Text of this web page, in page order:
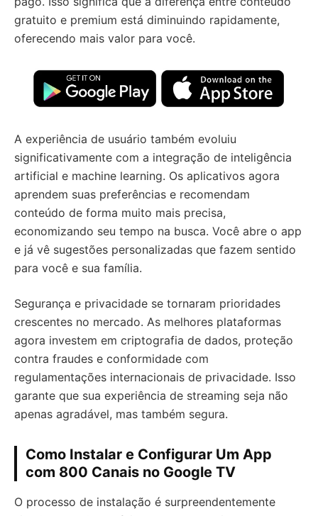
gratuito e premium está diminuindo rapidamente,
oferecendo mais valor para você.
A experiência de usuário também evoluiu
significativamente com a integração de inteligência
artificial e machine learning. Os aplicativos agora
aprendem suas preferências e recomendam
conteúdo de forma muito mais precisa,
economizando seu tempo na busca. Você abre o app
e já vê sugestões personalizadas que fazem sentido
para você e sua família.
Segurança e privacidade se tornaram prioridades
crescentes no mercado. As melhores plataformas
agora investem em criptografia de dados, proteção
contra fraudes e conformidade com
regulamentações internacionais de privacidade. Isso
garante que sua experiência de streaming seja não
apenas agradável, mas também segura.
Como Instalar e Configurar Um App
com 800 Canais no Google TV
O processo de instalação é surpreendentemente